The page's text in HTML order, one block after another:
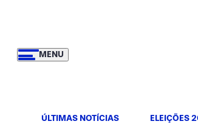
MENU
ÚLTIMAS NOTÍCIAS ELEIÇÕES